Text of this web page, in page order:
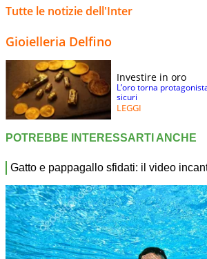
Tutte le notizie dell'Inter
Gioielleria Delfino
Investire in oro
L’oro torna
sicuri
LEGGI